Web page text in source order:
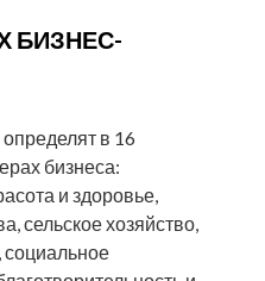
БИЗНЕС-
в 16
бизнеса:
и здоровье,
сельское хозяйство,